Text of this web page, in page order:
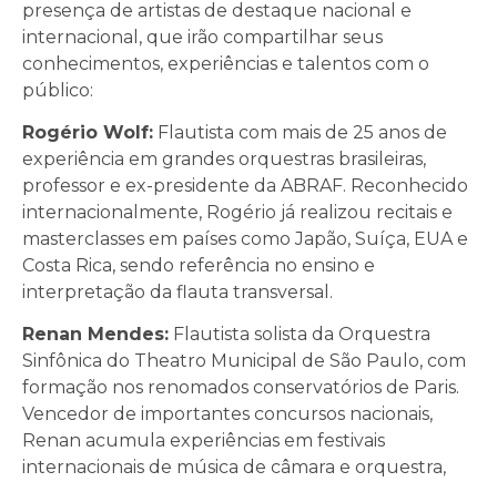
presença de artistas de destaque nacional e
internacional, que irão compartilhar seus
conhecimentos, experiências e talentos com o
público:
Rogério Wolf: Flautista com mais de 25 anos de
experiência em grandes orquestras brasileiras,
professor e ex-presidente da ABRAF. Reconhecido
internacionalmente, Rogério já realizou recitais e
masterclasses em países como Japão, Suíça, EUA e
Costa Rica, sendo referência no ensino e
interpretação da flauta transversal.
Renan Mendes: Flautista solista da Orquestra
Sinfônica do Theatro Municipal de São Paulo, com
formação nos renomados conservatórios de Paris.
Vencedor de importantes concursos nacionais,
Renan acumula experiências em festivais
internacionais de música de câmara e orquestra,